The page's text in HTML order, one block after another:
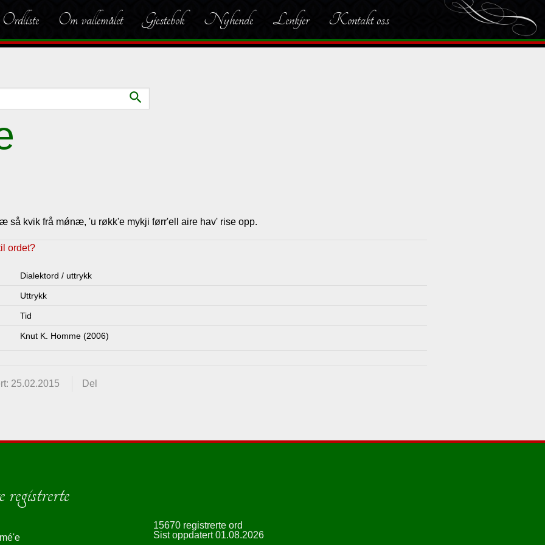
Ordliste Om vallemålet Gjestebok Nyhende Lenkjer Kontakt oss
search
så kvik frå mǿnæ, 'u røkk'e mykji førr'ell aire hav' rise opp.
ordet?
Dialektord / uttrykk
Uttrykk
Tid
Knut K. Homme (2006)
25.02.2015 Del
registrerte
15670 registrerte ord
Sist oppdatert 01.08.2026